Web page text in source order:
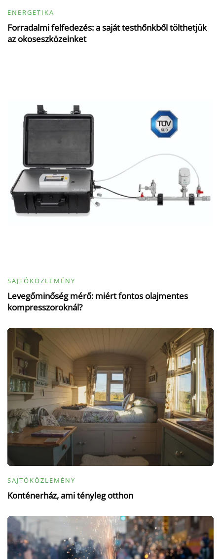
ENERGETIKA
Forradalmi felfedezés: a saját testhőnkből tölthetjük
az okoseszközeinket
SAJTÓKÖZLEMÉNY
Levegőminőség mérő: miért fontos olajmentes
kompresszoroknál?
SAJTÓKÖZLEMÉNY
Konténerház, ami tényleg otthon